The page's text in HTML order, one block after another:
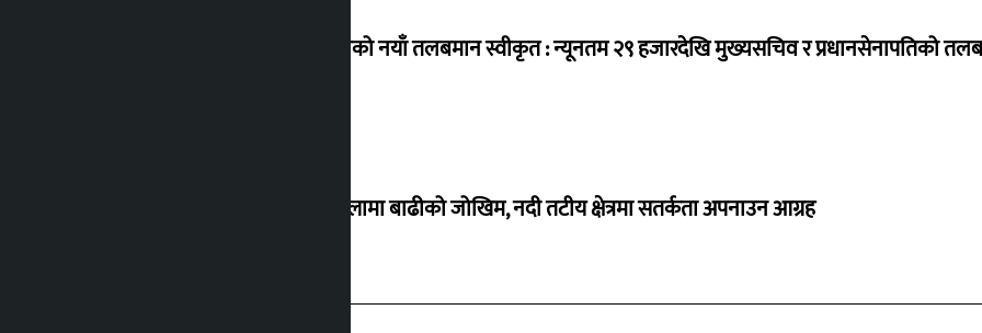
कर्मचारीको नयाँ तलबमान स्वीकृत : न्यूनतम २९ हजारदेखि मुख्यसचिव र प्रधानसेनापतिको
३० जिल्लामा बाढीको जोखिम, नदी तटीय क्षेत्रमा सतर्कता अपनाउन आग्रह